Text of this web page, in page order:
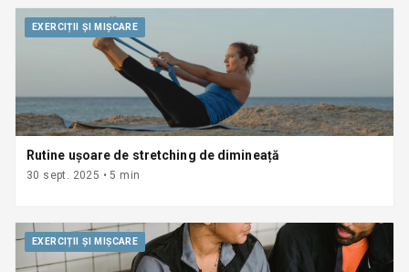
EXERCIȚII ȘI MIȘCARE
Rutine ușoare de stretching de dimineață
30 sept. 2025 •5 min
EXERCIȚII ȘI MIȘCARE